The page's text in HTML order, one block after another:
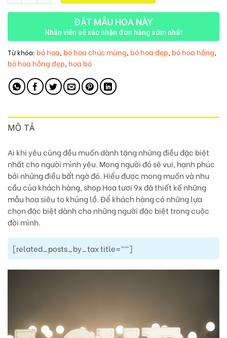
ĐẶT MẪU HOA NÀY
Nhân viên sẽ xác nhận đơn hàng sớm nhất
Từ khóa: bó hoa, bó hoa chúc mừng, bó hoa đẹp, bó hoa hồng,
bó hoa hồng đẹp, hoa bó
MÔ TẢ
Ai khi yêu cũng đều muốn dành tặng những điều đặc biệt
nhất cho người mình yêu. Mong người đó sẽ vui, hạnh phúc
bởi những điều bất ngờ đó. Hiểu được mong muốn và nhu
cầu của khách hàng, shop Hoa tươi 9x đã thiết kế những
mẫu hoa siêu to khủng lồ. Để khách hàng có những lựa
chọn đặc biệt dành cho những người đặc biệt trong cuộc
đời mình.
[related_posts_by_tax title=""]